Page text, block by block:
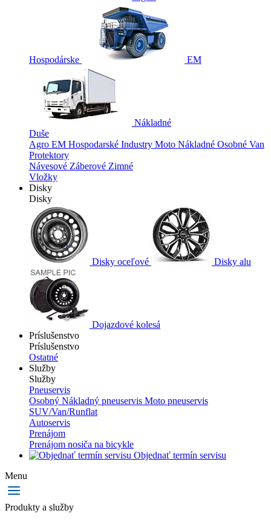
Hospodárske EM
Nákladné
Duše
Agro EM Hospodarské Industry Moto Nákladné Osobné Van
Protektory
Návesové Záberové Zimné
Vložky
Disky
Disky
Disky oceľové Disky alu
Dojazdové kolesá
Príslušenstvo
Príslušenstvo
Ostatné
Služby
Služby
Pneuservis
Osobný Nákladný pneuservis Moto pneuservis
SUV/Van/Runflat
Autoservis
Prenájom
Prenájom nosiča na bicykle
Objednať termín servisu
Menu
Produkty a služby